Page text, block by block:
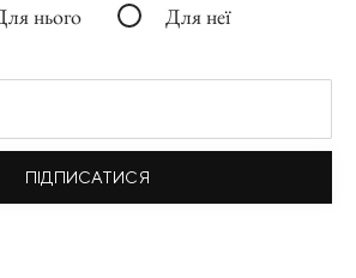
нього Для неї
ПІДПИСАТИСЯ